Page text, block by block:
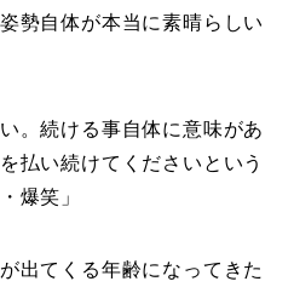
勢自体が本当に素晴らしい
。続ける事自体に意味があ
払い続けてくださいという
爆笑」
出てくる年齢になってきた